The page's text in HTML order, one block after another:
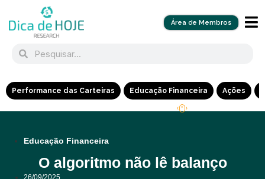
Área de Membros
Performance das Carteiras Educação Financeira Ações
Educação Financeira
O algoritmo não lê balanço